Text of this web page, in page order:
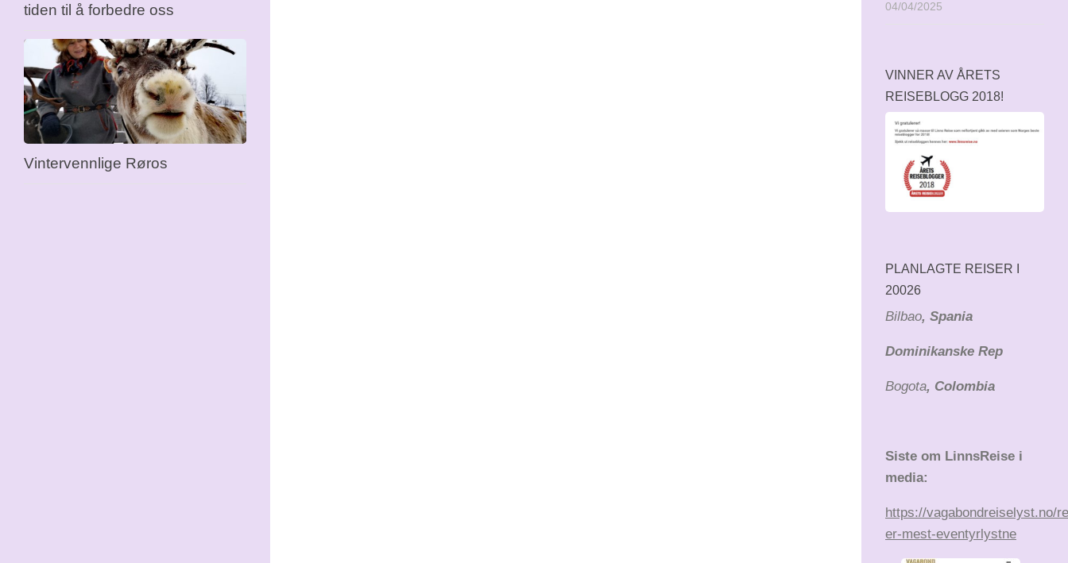
tiden til å forbedre oss
Vintervennlige Røros
04/04/2025
VINNER AV ÅRETS
REISEBLOGG 2018!
PLANLAGTE REISER I
20026
Bilbao, Spania
Dominikanske Rep
Bogota, Colombia
Siste om LinnsReise i
media:
https://vagabondreiselyst.no/
er-mest-eventyrlystne